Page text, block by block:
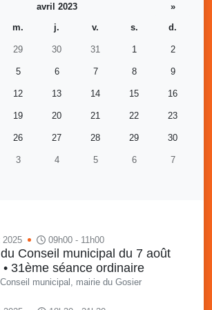
avril 2023
»
m. j. v. s. d.
29 30 31 1 2
5 6 7 8 9
12 13 14 15 16
19 20 21 22 23
26 27 28 29 30
3 4 5 6 7
2025 09h00 - 11h00
Conseil municipal du 7 août
• 31ème séance ordinaire
municipal, mairie du Gosier